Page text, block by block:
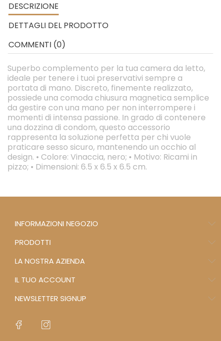
DESCRIZIONE
DETTAGLI DEL PRODOTTO
COMMENTI (0)
Superbo complemento per la tua camera da letto,
ideale per tenere i tuoi preservativi sempre a
portata di mano. Discreto, finemente realizzato,
possiede una comoda chiusura magnetica semplice
da gestire con una mano per non interrompere i
momenti di intensa passione. In grado di contenere
una dozzina di condom, questo accessorio
rappresenta la soluzione perfetta per chi vuole
praticare sesso sicuro, mantenendo un occhio al
design. • Colore: Vinaccia, nero; • Motivo: Ricami in
pizzo; • Dimensioni: 6.5 x 6.5 x 6.5 cm.
INFORMAZIONI NEGOZIO
PRODOTTI
LA NOSTRA AZIENDA
IL TUO ACCOUNT
NEWSLETTER SIGNUP